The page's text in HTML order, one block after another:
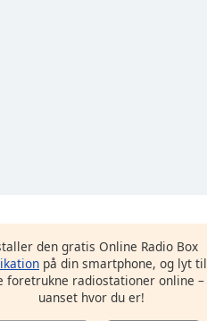
den gratis Online Radio Box
på din smartphone, og lyt til
foretrukne radiostationer online –
uanset hvor du er!